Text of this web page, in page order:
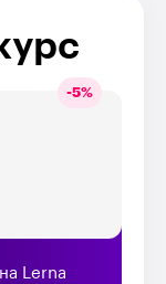
-5%
Lerna